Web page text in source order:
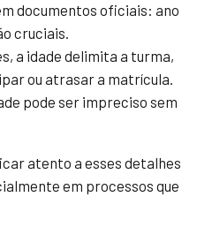
documentos oficiais: ano
cruciais.
a idade delimita a turma,
ou atrasar a matrícula.
pode ser impreciso sem
atento a esses detalhes
em processos que